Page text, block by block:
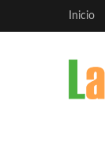
Inicio